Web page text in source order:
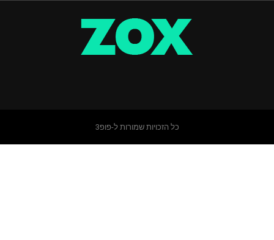
כל הזכויות שמורות ל-פופ3